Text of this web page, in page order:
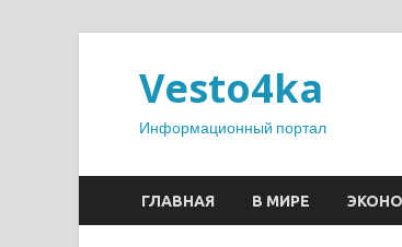
Vesto4ka
Информационный портал
ГЛАВНАЯ В МИРЕ